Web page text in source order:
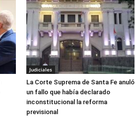
Judiciales
La Corte Suprema de Santa Fe anuló
un fallo que había declarado
inconstitucional la reforma
previsional